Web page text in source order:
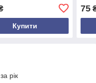
Купити
75
рік